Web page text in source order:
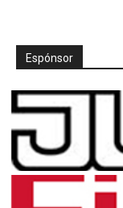
Espónsor